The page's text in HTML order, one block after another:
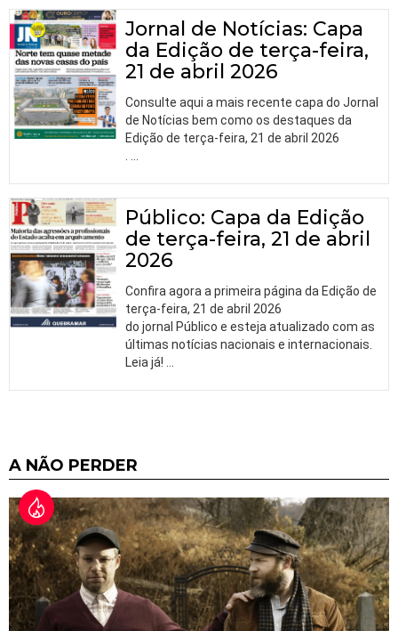
Jornal de Notícias: Capa
da Edição de terça-feira,
21 de abril 2026
Consulte aqui a mais recente capa do Jornal
de Notícias bem como os destaques da
Edição de terça-feira, 21 de abril 2026
Público: Capa da Edição
de terça-feira, 21 de abril
2026
Confira agora a primeira página da Edição de
terça-feira, 21 de abril 2026
do jornal Público e esteja atualizado com as
últimas notícias nacionais e internacionais.
Leia já!
A NÃO PERDER